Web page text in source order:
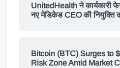
UnitedHealth ने कार्यकारी
नए मेडिकेड CEO की नियुक्ति
Bitcoin (BTC) Surges to
Risk Zone Amid Market